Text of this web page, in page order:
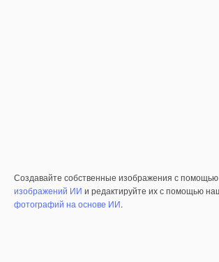
Создавайте собственные изображения с помощью
изображений ИИ и редактируйте их с помощью
фотографий на основе ИИ.